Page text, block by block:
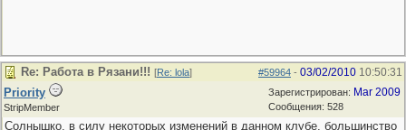
#59964 - 03/02/2010 10:50:31
Re: Работа в Рязани!!! [Re: lola]
Зарегистрирован: Mar 2009
Сообщения: 528
Priority
StripMember
Солнышко, в силу некоторых изменений в данном клубе, большинство